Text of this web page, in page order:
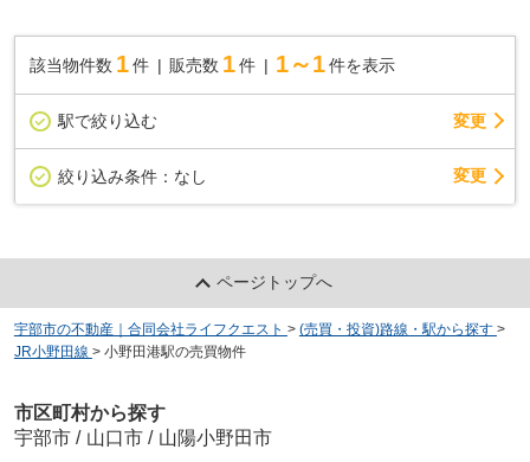
該当物件数 1件 販売数 1 件 1～1 件を表示
駅で絞り込む 変更
絞り込み条件： なし 変更
ページトップへ
宇部市の不動産｜合同会社ライフクエスト > (売買・投資)路線・駅から探す >
JR小野田線 > 小野田港駅の売買物件
市区町村から探す
宇部市 / 山口市 / 山陽小野田市